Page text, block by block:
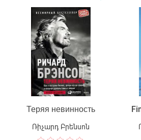
Теряя невинность
Ռիչարդ Բրենսոն